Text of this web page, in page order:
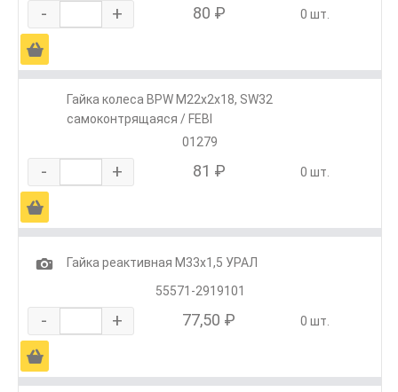
- + 80 ₽ 0 шт.
Ä
Гайка колеса BPW М22х2х18, SW32
самоконтрящаяся / FEBI
01279
- + 81 ₽ 0 шт.
Ä
1
Гайка реактивная М33х1,5 УРАЛ
55571-2919101
- + 77,50 ₽ 0 шт.
Ä